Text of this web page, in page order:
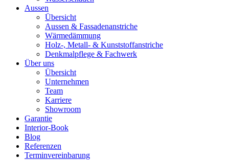
Aussen
Übersicht
Aussen & Fassadenanstriche
Wärmedämmung
Holz-, Metall- & Kunststoffanstriche
Denkmalpflege & Fachwerk
Über uns
Übersicht
Unternehmen
Team
Karriere
Showroom
Garantie
Interior-Book
Blog
Referenzen
Terminvereinbarung